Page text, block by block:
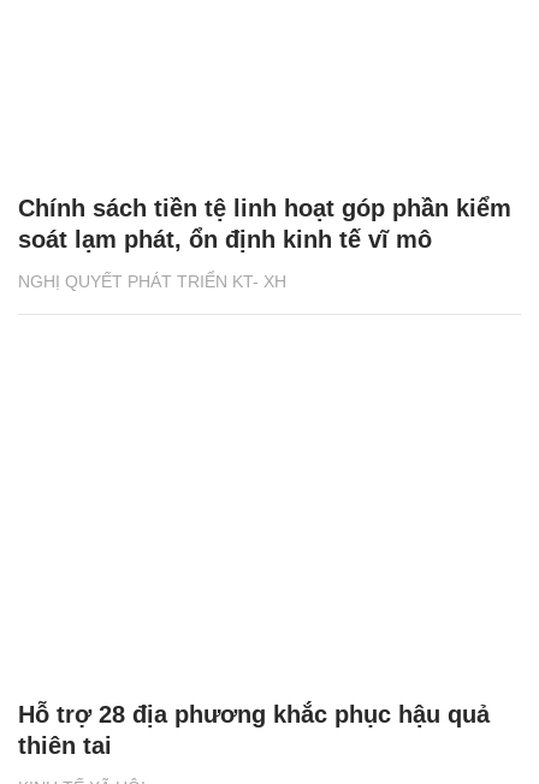
NGHỊ QUYẾT PHÁT TRIỂN KT- XH
Chính sách tiền tệ linh hoạt góp phần kiểm
soát lạm phát, ổn định kinh tế vĩ mô
Hỗ trợ 28 địa phương khắc phục hậu quả
thiên tai